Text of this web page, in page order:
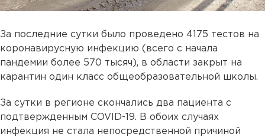
За последние сутки было проведено 4175 тестов на
коронавирусную инфекцию (всего с начала
пандемии более 570 тысяч), в области закрыт на
карантин один класс общеобразовательной школы.
За сутки в регионе скончались два пациента с
подтвержденным COVID-19. В обоих случаях
инфекция не стала непосредственной причиной